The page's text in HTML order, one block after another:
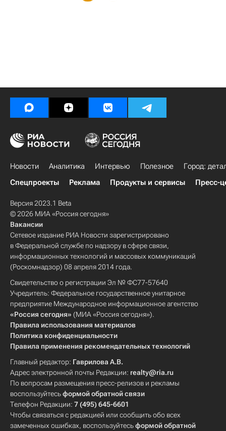
Новости Аналитика Интервью Полезное
Город:
Спецпроекты
Реклама Продукты и сервисы Пресс-
Версия 2023.1 Beta
© 2026 МИА «Россия сегодня»
Вакансии
Сетевое издание РИА Новости зарегистрировано
в Федеральной службе по надзору в сфере связи,
информационных технологий и массовых коммуникаций
(Роскомнадзор) 08 апреля 2014 года.
Свидетельство о регистрации Эл № ФС77-57640
Учредитель: Федеральное государственное унитарное
предприятие Международное информационное агентство
«Россия сегодня» (МИА «Россия сегодня»).
Правила использования материалов
Политика конфиденциальности
Правила применения рекомендательных технологий
Главный редактор: Гаврилова А.В.
Адрес электронной почты Редакции: realty@ria.ru
По вопросам размещения пресс-релизов и рекламы
воспользуйтесьформой обратной связи
Телефон Редакции: 7 (495) 645-6601
Чтобы связаться с редакцией или сообщить обо всех
замеченных ошибках, воспользуйтесьформой обратной